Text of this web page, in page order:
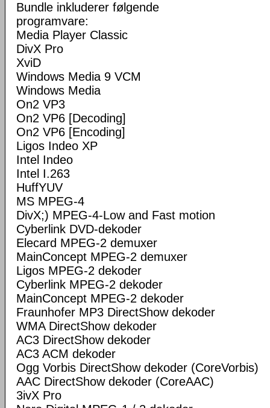
Bundle inkluderer følgende
programvare:
Media Player Classic
DivX Pro
XviD
Windows Media 9 VCM
Windows Media
On2 VP3
On2 VP6 [Decoding]
On2 VP6 [Encoding]
Ligos Indeo XP
Intel Indeo
Intel I.263
HuffYUV
MS MPEG-4
DivX;) MPEG-4-Low and Fast motion
Cyberlink DVD-dekoder
Elecard MPEG-2 demuxer
MainConcept MPEG-2 demuxer
Ligos MPEG-2 dekoder
Cyberlink MPEG-2 dekoder
MainConcept MPEG-2 dekoder
Fraunhofer MP3 DirectShow dekoder
WMA DirectShow dekoder
AC3 DirectShow dekoder
AC3 ACM dekoder
Ogg Vorbis DirectShow dekoder (CoreVorbis)
AAC DirectShow dekoder (CoreAAC)
3ivX Pro